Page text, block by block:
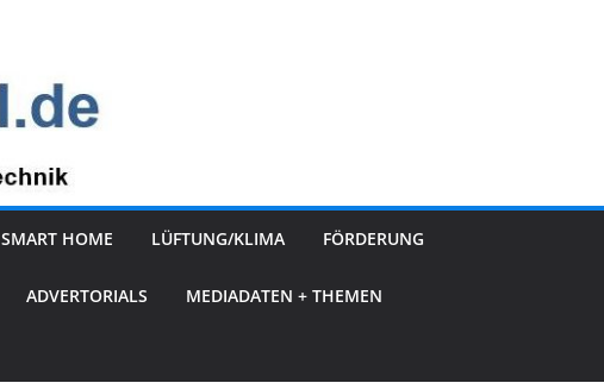
SMART HOME LÜFTUNG/KLIMA FÖRDERUNG
ADVERTORIALS MEDIADATEN + THEMEN